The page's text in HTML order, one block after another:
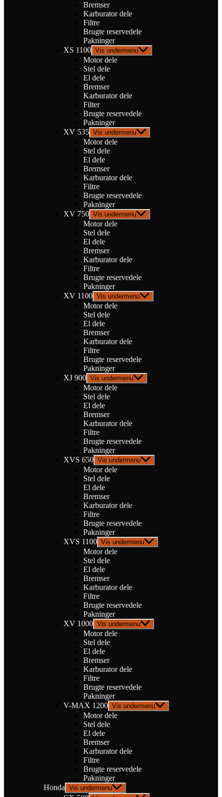
Bremser
Karburator dele
Filtre
Brugte reservedele
Pakninger
XS 1100 Vis undermenu
Motor dele
Stel dele
El dele
Bremser
Karburator dele
Filter
Brugte reservedele
Pakninger
XV 535 Vis undermenu
Motor dele
Stel dele
El dele
Bremser
Karburator dele
Filtre
Brugte reservedele
Pakninger
XV 750 Vis undermenu
Motor dele
Stel dele
El dele
Bremser
Karburator dele
Filtre
Brugte reservedele
Pakninger
XV 1100 Vis undermenu
Motor dele
Stel dele
El dele
Bremser
Karburator dele
Filtre
Brugte reservedele
Pakninger
XJ 900 Vis undermenu
Motor dele
Stel dele
El dele
Bremser
Karburator dele
Filtre
Brugte reservedele
Pakninger
XVS 650 Vis undermenu
Motor dele
Stel dele
El dele
Bremser
Karburator dele
Filtre
Brugte reservedele
Pakninger
XVS 1100 Vis undermenu
Motor dele
Stel dele
El dele
Bremser
Karburator dele
Filtre
Brugte reservedele
Pakninger
XV 1000 Vis undermenu
Motor dele
Stel dele
El dele
Bremser
Karburator dele
Filtre
Brugte reservedele
Pakninger
V-MAX 1200 Vis undermenu
Motor dele
Stel dele
El dele
Bremser
Karburator dele
Filtre
Brugte reservedele
Pakninger
Honda Vis undermenu